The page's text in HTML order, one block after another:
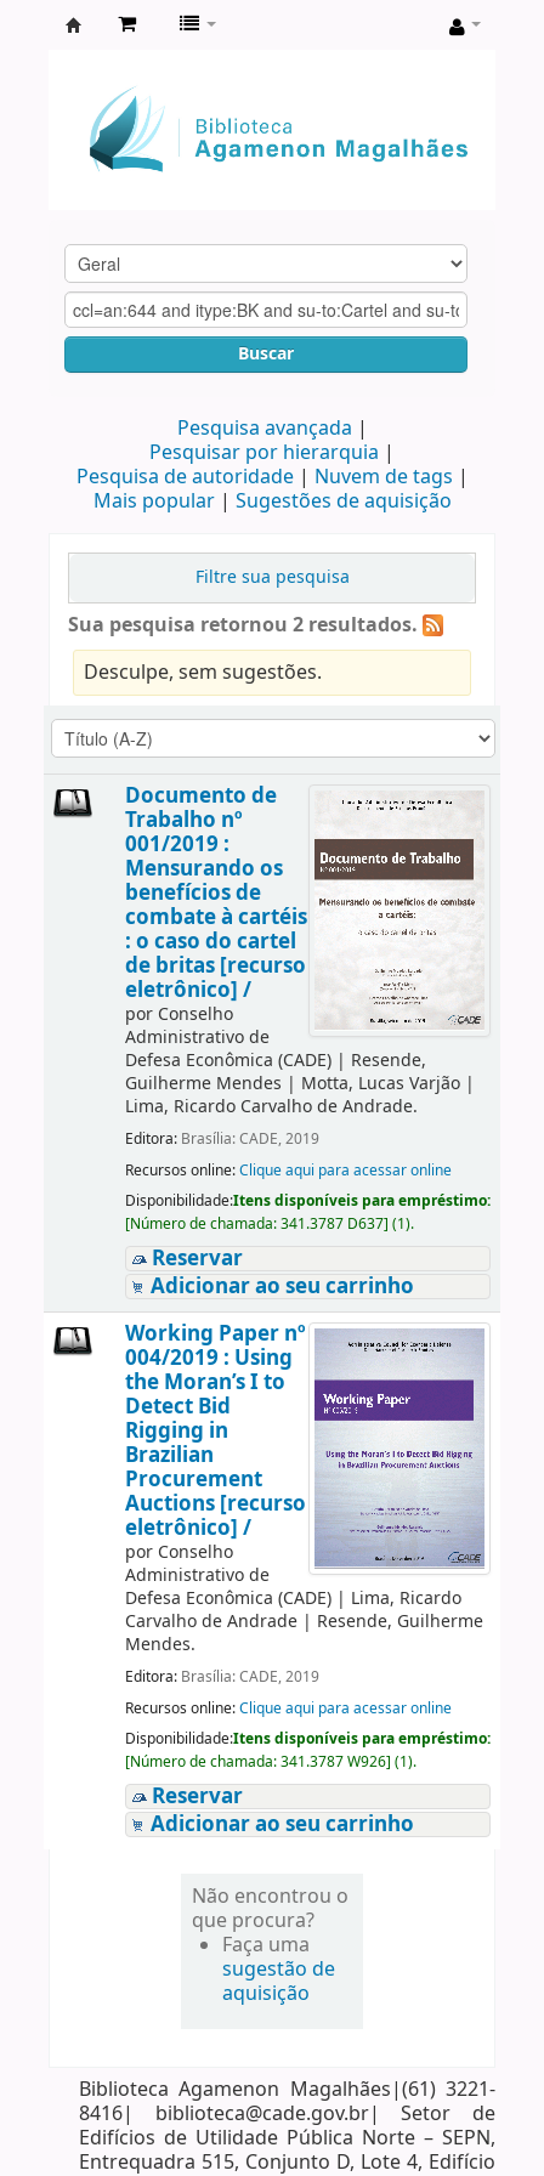
Agamenon
Magalhães
Buscar
Pesquisa avançada
Pesquisar por hierarquia
Pesquisa de autoridade
Nuvem de tags
Mais popular
Sugestões de aquisição
Filtre sua pesquisa
Sua pesquisa retornou 2 resultados.
Desculpe, sem sugestões.
Documento de
Trabalho nº
001/2019 :
Mensurando os
benefícios de
combate à cartéis
: o caso do cartel
de britas [recurso
eletrônico] /
por Conselho
Administrativo de
Defesa Econômica (CADE)| Resende,
Guilherme Mendes | Motta, Lucas Varjão|
Lima, Ricardo Carvalho de Andrade.
Editora: Brasília: CADE, 2019
Recursos online:Clique aqui para acessar online
Disponibilidade:Itens disponíveis para empréstimo:
[Número de chamada:341.3787 D637] (1).
Reservar
Adicionar ao seu carrinho
Working Paper nº
004/2019 : Using
the Moran’s I to
Detect Bid
Rigging in
Brazilian
Procurement
Auctions [recurso
eletrônico] /
por Conselho
Administrativo de
Defesa Econômica (CADE)| Lima, Ricardo
Carvalho de Andrade| Resende, Guilherme
Mendes.
Editora: Brasília: CADE, 2019
Recursos online:Clique aqui para acessar online
Disponibilidade:Itens disponíveis para empréstimo:
[Número de chamada:341.3787 W926] (1).
Reservar
Adicionar ao seu carrinho
Não encontrou o
que procura?
Faça uma
sugestão de
aquisição
Biblioteca Agamenon Magalhães|(61) 3221-
8416| biblioteca@cade.gov.br| Setor de
Edifícios de Utilidade Pública Norte – SEPN,
Entrequadra 515, Conjunto D, Lote 4, Edifício